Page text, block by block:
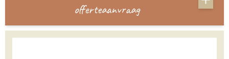
offerteaanvraag